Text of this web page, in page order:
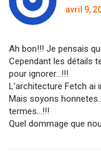
avril 9,
Ah bon!!! Je pensais
Cependant les détails
pour ignorer...!!!
L'architecture Fetch ai
Mais soyons
termes...!!!
Quel dommage que